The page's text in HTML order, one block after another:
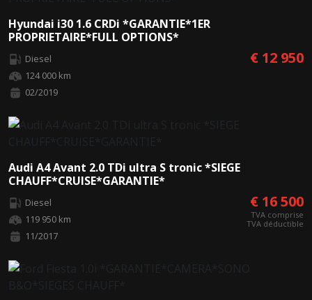
Hyundai i30 1.6 CRDi *GARANTIE*1ER
PROPRIETAIRE*FULL OPTIONS*
Diesel
124 000 km
02/2019
€ 12 950
Audi A4 Avant 2.0 TDi ultra S tronic *SIEGE
CHAUFF*CRUISE*GARANTIE*
Diesel
119 950 km
11/2017
€ 16 500
TVA comprise
TVA déductible